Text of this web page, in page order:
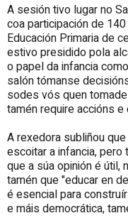
A sesión tivo lugar no
coa participación de
Educación Primaria de
estivo presidido pola
o papel da infancia
salón tómanse
sodes vós quen
tamén require accións
A rexedora subliñou
escoitar a infancia,
que a súa opinión é útil,
tamén que "educar en
é esencial para
e máis democrática,